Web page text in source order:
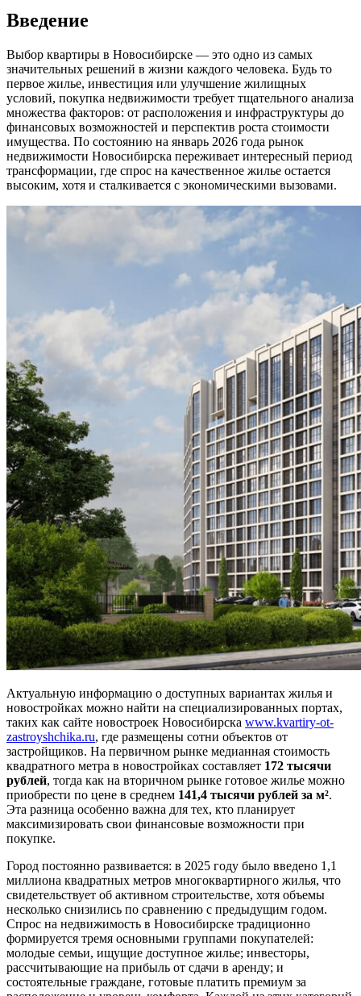
Введение
Выбор квартиры в Новосибирске — это одно из самых
значительных решений в жизни каждого человека. Будь то
первое жилье, инвестиция или улучшение жилищных
условий, покупка недвижимости требует тщательного анализа
множества факторов: от расположения и инфраструктуры до
финансовых возможностей и перспектив роста стоимости
имущества. По состоянию на январь 2026 года рынок
недвижимости Новосибирска переживает интересный период
трансформации, где спрос на качественное жилье остается
высоким, хотя и сталкивается с экономическими вызовами.
Актуальную информацию о доступных вариантах жилья и
новостройках можно найти на специализированных портах,
таких как сайте новостроек Новосибирска www.kvartiry-ot-
zastroyshchika.ru, где размещены сотни объектов от
застройщиков. На первичном рынке медианная стоимость
квадратного метра в новостройках составляет 172 тысячи
рублей, тогда как на вторичном рынке готовое жилье можно
приобрести по цене в среднем 141,4 тысячи рублей за м².
Эта разница особенно важна для тех, кто планирует
максимизировать свои финансовые возможности при
покупке.
Город постоянно развивается: в 2025 году было введено 1,1
миллиона квадратных метров многоквартирного жилья, что
свидетельствует об активном строительстве, хотя объемы
несколько снизились по сравнению с предыдущим годом.
Спрос на недвижимость в Новосибирске традиционно
формируется тремя основными группами покупателей:
молодые семьи, ищущие доступное жилье; инвесторы,
рассчитывающие на прибыль от сдачи в аренду; и
состоятельные граждане, готовые платить премиум за